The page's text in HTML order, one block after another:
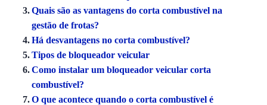
Quais são as vantagens do corta combustível na
gestão de frotas?
Há desvantagens no corta combustível?
Tipos de bloqueador veicular
Como instalar um bloqueador veicular corta
combustível?
O que acontece quando o corta combustível é